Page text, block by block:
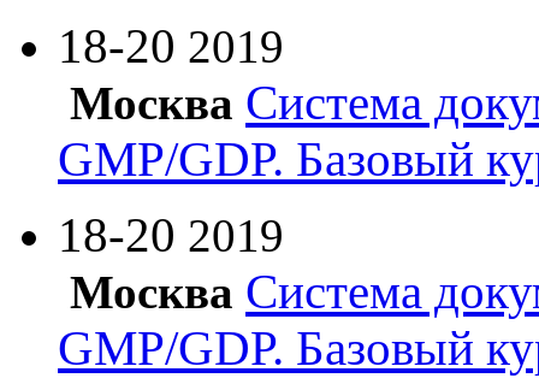
18-20 2019
Москва Система
GMP/GDP. Базовый
18-20 2019
Москва Система
GMP/GDP. Базовый